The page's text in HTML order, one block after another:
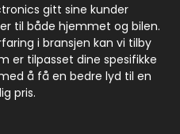
gitt sine kunder
til både hjemmet og bilen.
i bransjen kan vi tilby
er tilpasset dine spesifikke
å få en bedre lyd til en
pris.